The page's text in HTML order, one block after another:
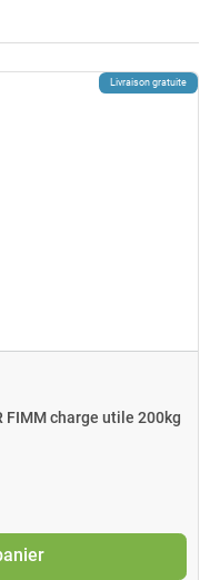
Livraison gratuite
FIMM charge utile 200kg